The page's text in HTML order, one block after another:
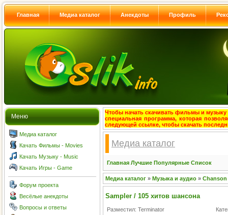
Главная Медиа каталог Анекдоты Профиль
Меню
Медиа каталог
Качать Фильмы - Movies
Качать Музыку - Music
Качать Игры - Game
Форум проекта
Весёлые анекдоты
Вопросы и ответы
Чтобы начать скачивать фильмы и музыку
специальная программа, которая
следующей ссылке, чтобы скачать
Медиа каталог
Главная Лучшие Популярные Список
Медиа каталог » Музыка и аудио » Chanson
Sampler / 105 хитов шансона
Разместил: Terminator